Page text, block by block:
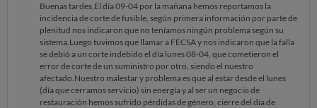
Buenas tardes,El día 09-04 por la mañana hemos reportamos la
incidencia de corte de fusible, según primera información por parte de
plenitud nos indicaron que no teníamos ningún problema según su
sistema.Luego tuvimos que llamar a FECSA y nos indicaron que la falla
se debió a un corte indebido el día lunes 08-04, que cometieron el
error de corte de un suministro por otro, siendo el nuestro
afectado.Nuestro malestar y problema es que al estar desde el lunes
(día que cerramos servicio) sin energía y al ser un negocio de
restauración hemos sufrido pérdidas de género, cierre del día de